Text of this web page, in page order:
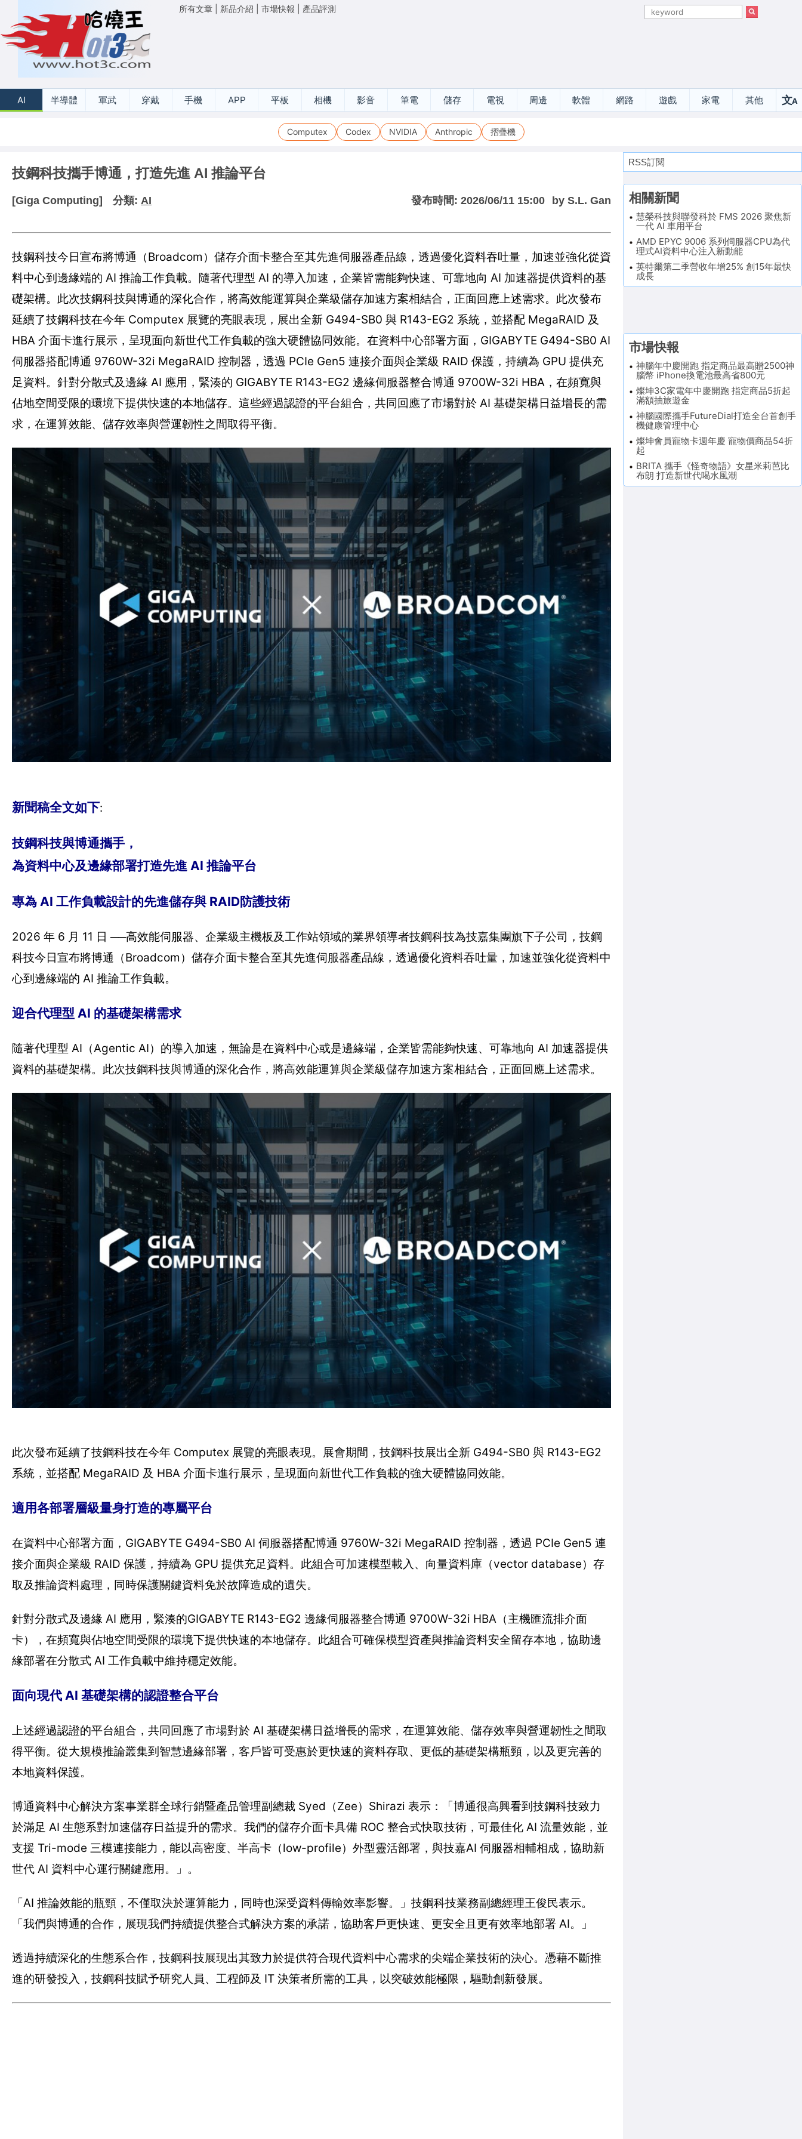
所有文章 新品介紹 市場快報 產品評測
AI 半導體 軍武 穿戴 手機 APP 平板 相機 影音 筆電 儲存 電視 周邊 軟體 網路 遊戲 家電 其他 文A
Computex Codex NVIDIA Anthropic 摺疊機
技鋼科技攜手博通，打造先進 AI 推論平台
[Giga Computing] 分類: AI 發布時間: 2026/06/11 15:00 by S.L. Gan
技鋼科技今日宣布將博通（Broadcom）儲存介面卡整合至其先進伺服器產品線，透過優化資料吞吐量，加速並強化從資
料中心到邊緣端的 AI 推論工作負載。隨著代理型 AI 的導入加速，企業皆需能夠快速、可靠地向 AI 加速器提供資料的基
礎架構。此次技鋼科技與博通的深化合作，將高效能運算與企業級儲存加速方案相結合，正面回應上述需求。此次發布
延續了技鋼科技在今年 Computex 展覽的亮眼表現，展出全新 G494-SB0 與 R143-EG2 系統，並搭配 MegaRAID 及
HBA 介面卡進行展示，呈現面向新世代工作負載的強大硬體協同效能。在資料中心部署方面，GIGABYTE G494-SB0 AI
伺服器搭配博通 9760W-32i MegaRAID 控制器，透過 PCIe Gen5 連接介面與企業級 RAID 保護，持續為 GPU 提供充
足資料。針對分散式及邊緣 AI 應用，緊湊的 GIGABYTE R143-EG2 邊緣伺服器整合博通 9700W-32i HBA，在頻寬與
佔地空間受限的環境下提供快速的本地儲存。這些經過認證的平台組合，共同回應了市場對於 AI 基礎架構日益增長的需
求，在運算效能、儲存效率與營運韌性之間取得平衡。
新聞稿全文如下:
技鋼科技與博通攜手，
為資料中心及邊緣部署打造先進 AI 推論平台
專為 AI 工作負載設計的先進儲存與 RAID防護技術
2026 年 6 月 11 日 ──高效能伺服器、企業級主機板及工作站領域的業界領導者技鋼科技為技嘉集團旗下子公司，技鋼
科技今日宣布將博通（Broadcom）儲存介面卡整合至其先進伺服器產品線，透過優化資料吞吐量，加速並強化從資料中
心到邊緣端的 AI 推論工作負載。
迎合代理型 AI 的基礎架構需求
隨著代理型 AI（Agentic AI）的導入加速，無論是在資料中心或是邊緣端，企業皆需能夠快速、可靠地向 AI 加速器提供
資料的基礎架構。此次技鋼科技與博通的深化合作，將高效能運算與企業級儲存加速方案相結合，正面回應上述需求。
此次發布延續了技鋼科技在今年 Computex 展覽的亮眼表現。展會期間，技鋼科技展出全新 G494-SB0 與 R143-EG2
系統，並搭配 MegaRAID 及 HBA 介面卡進行展示，呈現面向新世代工作負載的強大硬體協同效能。
適用各部署層級量身打造的專屬平台
在資料中心部署方面，GIGABYTE G494-SB0 AI 伺服器搭配博通 9760W-32i MegaRAID 控制器，透過 PCIe Gen5 連
接介面與企業級 RAID 保護，持續為 GPU 提供充足資料。此組合可加速模型載入、向量資料庫（vector database）存
取及推論資料處理，同時保護關鍵資料免於故障造成的遺失。
針對分散式及邊緣 AI 應用，緊湊的GIGABYTE R143-EG2 邊緣伺服器整合博通 9700W-32i HBA（主機匯流排介面
卡），在頻寬與佔地空間受限的環境下提供快速的本地儲存。此組合可確保模型資產與推論資料安全留存本地，協助邊
緣部署在分散式 AI 工作負載中維持穩定效能。
面向現代 AI 基礎架構的認證整合平台
上述經過認證的平台組合，共同回應了市場對於 AI 基礎架構日益增長的需求，在運算效能、儲存效率與營運韌性之間取
得平衡。從大規模推論叢集到智慧邊緣部署，客戶皆可受惠於更快速的資料存取、更低的基礎架構瓶頸，以及更完善的
本地資料保護。
博通資料中心解決方案事業群全球行銷暨產品管理副總裁 Syed（Zee）Shirazi 表示：「博通很高興看到技鋼科技致力
於滿足 AI 生態系對加速儲存日益提升的需求。我們的儲存介面卡具備 ROC 整合式快取技術，可最佳化 AI 流量效能，並
支援 Tri-mode 三模連接能力，能以高密度、半高卡（low-profile）外型靈活部署，與技嘉AI 伺服器相輔相成，協助新
世代 AI 資料中心運行關鍵應用。」。
「AI 推論效能的瓶頸，不僅取決於運算能力，同時也深受資料傳輸效率影響。」技鋼科技業務副總經理王俊民表示。
「我們與博通的合作，展現我們持續提供整合式解決方案的承諾，協助客戶更快速、更安全且更有效率地部署 AI。」
透過持續深化的生態系合作，技鋼科技展現出其致力於提供符合現代資料中心需求的尖端企業技術的決心。憑藉不斷推
進的研發投入，技鋼科技賦予研究人員、工程師及 IT 決策者所需的工具，以突破效能極限，驅動創新發展。
RSS訂閱
相關新聞
慧榮科技與聯發科於 FMS 2026 聚焦新
一代 AI 車用平台
AMD EPYC 9006 系列伺服器CPU為代
理式AI資料中心注入新動能
英特爾第二季營收年增25% 創15年最快
成長
市場快報
神腦年中慶開跑 指定商品最高贈2500神
腦幣 iPhone換電池最高省800元
燦坤3C家電年中慶開跑 指定商品5折起
滿額抽旅遊金
神腦國際攜手FutureDial打造全台首創手
機健康管理中心
燦坤會員寵物卡週年慶 寵物價商品54折
起
BRITA 攜手《怪奇物語》女星米莉芭比
布朗 打造新世代喝水風潮